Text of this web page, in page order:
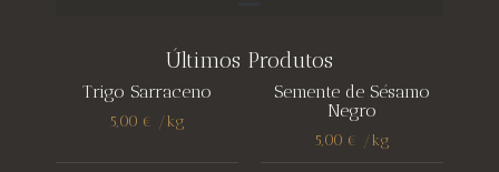
Últimos Produtos
Trigo Sarraceno
5,00 € /kg
Semente de Sésamo
Negro
5,00 € /kg